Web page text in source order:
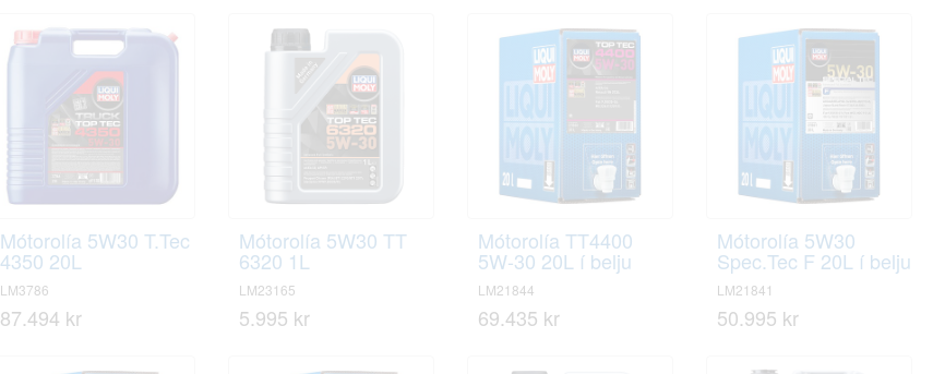
Mótorolía 5W30 T.Tec
4350 20L
LM3786
87.494 kr
Mótorolía 5W30 TT
6320 1L
LM23165
5.995 kr
Mótorolía TT4400
5W-30 20L í belju
LM21844
69.435 kr
Mótorolía 5W30
Spec.Tec F 20L í belju
LM21841
50.995 kr